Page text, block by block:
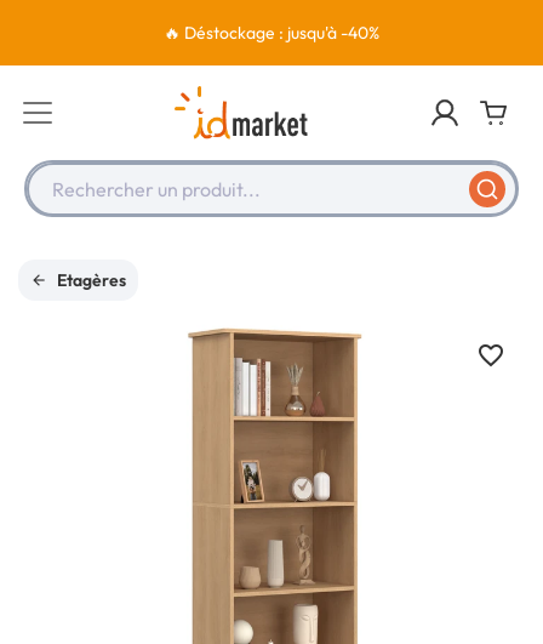
🔥 Déstockage : jusqu'à -40%
Rechercher un produit...
Etagères
favorite_border